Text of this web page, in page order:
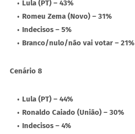
Lula (PT) – 43%
Romeu Zema (Novo) – 31%
Indecisos – 5%
Branco/nulo/não vai votar – 21%
Cenário 8
Lula (PT) – 44%
Ronaldo Caiado (União) – 30%
Indecisos – 4%